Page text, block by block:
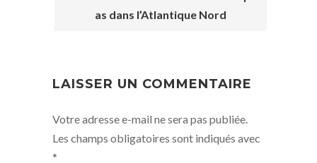
POST
as dans l’Atlantique Nord
LAISSER UN COMMENTAIRE
Votre adresse e-mail ne sera pas publiée.
Les champs obligatoires sont indiqués avec
*